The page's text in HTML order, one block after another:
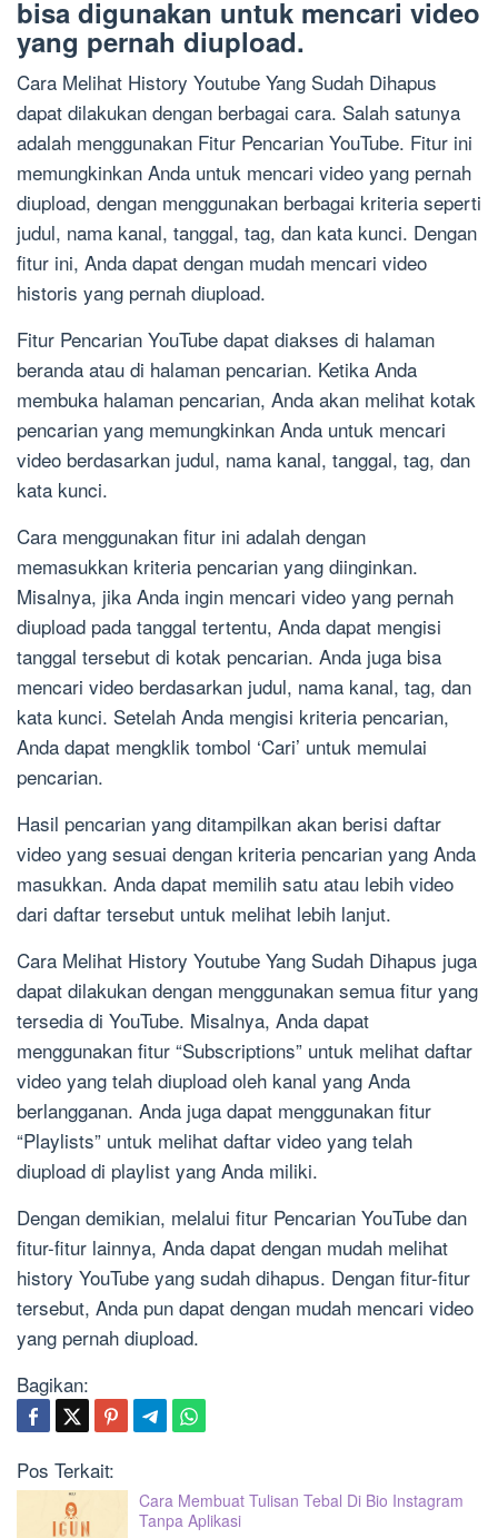
bisa digunakan untuk mencari video
yang pernah diupload.
Cara Melihat History Youtube Yang Sudah Dihapus
dapat dilakukan dengan berbagai cara. Salah satunya
adalah menggunakan Fitur Pencarian YouTube. Fitur ini
memungkinkan Anda untuk mencari video yang pernah
diupload, dengan menggunakan berbagai kriteria seperti
judul, nama kanal, tanggal, tag, dan kata kunci. Dengan
fitur ini, Anda dapat dengan mudah mencari video
historis yang pernah diupload.
Fitur Pencarian YouTube dapat diakses di halaman
beranda atau di halaman pencarian. Ketika Anda
membuka halaman pencarian, Anda akan melihat kotak
pencarian yang memungkinkan Anda untuk mencari
video berdasarkan judul, nama kanal, tanggal, tag, dan
kata kunci.
Cara menggunakan fitur ini adalah dengan
memasukkan kriteria pencarian yang diinginkan.
Misalnya, jika Anda ingin mencari video yang pernah
diupload pada tanggal tertentu, Anda dapat mengisi
tanggal tersebut di kotak pencarian. Anda juga bisa
mencari video berdasarkan judul, nama kanal, tag, dan
kata kunci. Setelah Anda mengisi kriteria pencarian,
Anda dapat mengklik tombol ‘Cari’ untuk memulai
pencarian.
Hasil pencarian yang ditampilkan akan berisi daftar
video yang sesuai dengan kriteria pencarian yang Anda
masukkan. Anda dapat memilih satu atau lebih video
dari daftar tersebut untuk melihat lebih lanjut.
Cara Melihat History Youtube Yang Sudah Dihapus juga
dapat dilakukan dengan menggunakan semua fitur yang
tersedia di YouTube. Misalnya, Anda dapat
menggunakan fitur “Subscriptions” untuk melihat daftar
video yang telah diupload oleh kanal yang Anda
berlangganan. Anda juga dapat menggunakan fitur
“Playlists” untuk melihat daftar video yang telah
diupload di playlist yang Anda miliki.
Dengan demikian, melalui fitur Pencarian YouTube dan
fitur-fitur lainnya, Anda dapat dengan mudah melihat
history YouTube yang sudah dihapus. Dengan fitur-fitur
tersebut, Anda pun dapat dengan mudah mencari video
yang pernah diupload.
Bagikan:
Pos Terkait:
Cara Membuat Tulisan Tebal Di Bio Instagram
Tanpa Aplikasi